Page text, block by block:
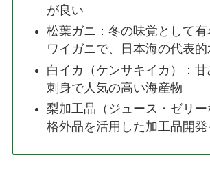
が良い
松葉ガニ：冬の味覚として
ワイガニで、日本海の代表的
白イカ（ケンサキイカ）：甘
刺身で人気の高い海産物
梨加工品（ジュース・ゼリ
格外品を活用した加工品開発